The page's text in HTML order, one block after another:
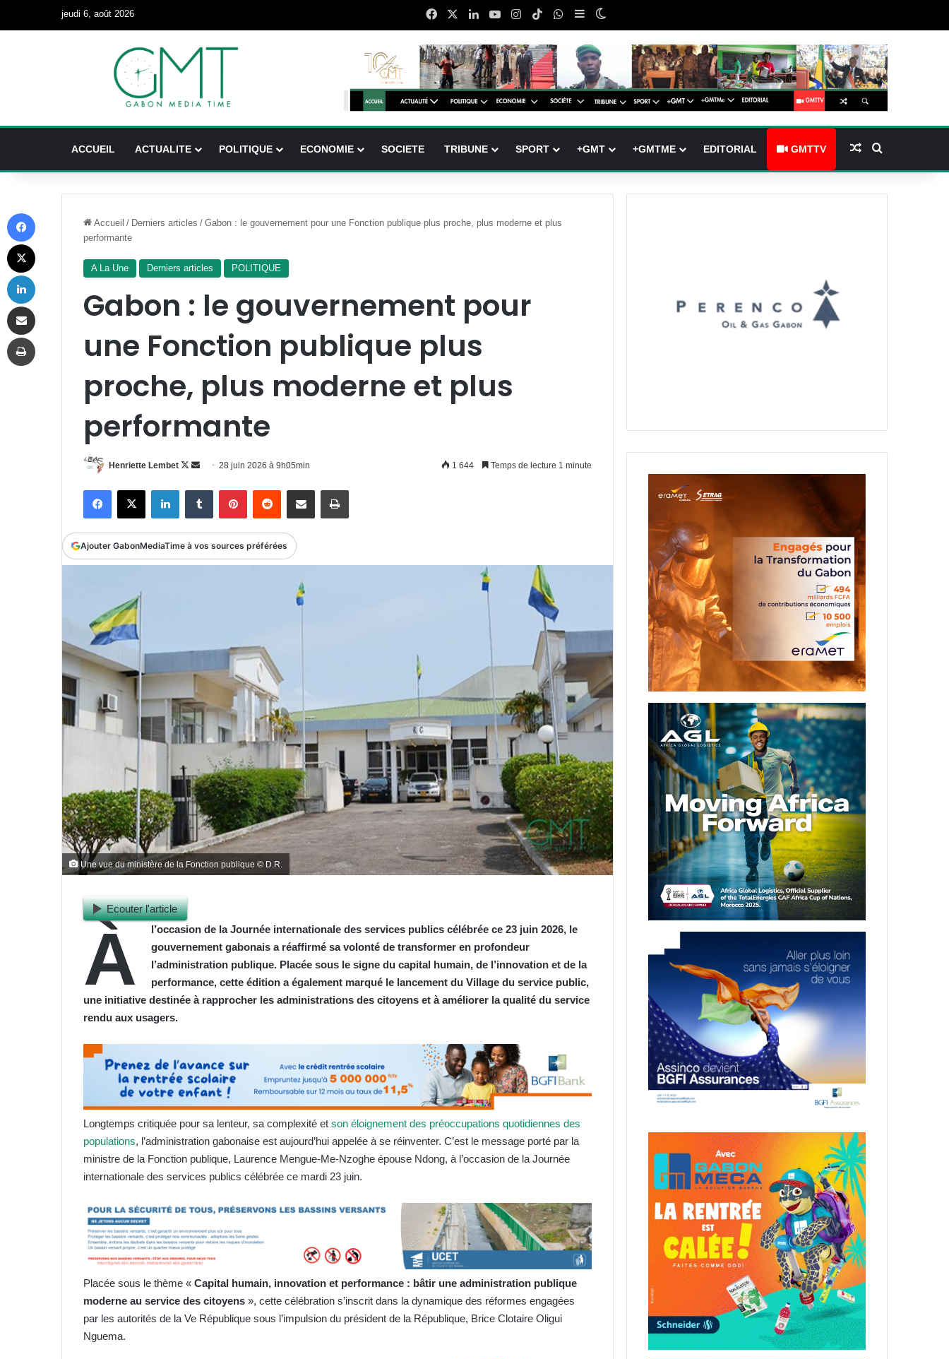
jeudi 6, août 2026 FacebookLinkedinYouTubeInstagram
TikTokWhatsApp
Sidebar (barre latérale)
ACCUEIL ACTUALITE POLITIQUE ECONOMIE SOCIETE TRIBUNE SPORT +GMT +GMTME EDITORIAL GMTTV Article Aléatoire
Accueil / Derniers articles / Gabon : le gouvernement pour une Fonction publique plus proche, plus moderne et plus
performante
A La Une Derniers articles POLITIQUE
Gabon : le gouvernement pour
une Fonction publique plus
proche, plus moderne et plus
performante
Henriette Lembet
Follow
Envoyer
courriel
28 juin 2026 à 9h05min 1 644 Temps de lecture 1 minute
FacebookX LinkedinTumblr PinterestReddit Partager par email Imprimer
Ajouter GabonMediaTime à vos sources préférées
Une vue du ministère de la Fonction publique © D.R.
Ecouter l'article
À
l’occasion de la Journée internationale des services publics célébrée ce 23 juin 2026, le
gouvernement gabonais a réaffirmé sa volonté de transformer en profondeur
l’administration publique. Placée sous le signe du capital humain, de l’innovation et de la
performance, cette édition a également marqué le lancement du Village du service public,
une initiative destinée à rapprocher les administrations des citoyens et à améliorer la qualité du service
rendu aux usagers.
Longtemps critiquée pour sa lenteur, sa complexité et son éloignement des préoccupations quotidiennes des
populations, l’administration gabonaise est aujourd’hui appelée à se réinventer. C’est le message porté par la
ministre de la Fonction publique, Laurence Mengue-Me-Nzoghe épouse Ndong, à l’occasion de la Journée
internationale des services publics célébrée ce mardi 23 juin.
Placée sous le thème « Capital humain, innovation et performance : bâtir une administration publique
moderne au service des citoyens », cette célébration s’inscrit dans la dynamique des réformes engagées
par les autorités de la Ve République sous l’impulsion du président de la République, Brice Clotaire Oligui
Nguema.